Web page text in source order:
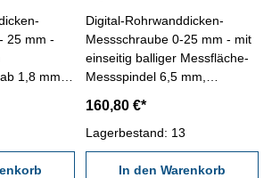
25 mm -
1,8 mm-
Ratsche-
/
mit
Digital-Rohrwanddicken-
Messschraube 0-25 mm - mit
einseitig balliger Messfläche-
Messspindel 6,5 mm,
0,001 mm / 0,00005''-
Genauigkeit 0,004 mm-
Digital-Anzeige mit ON/OFF-,
ABS/INC-, UNIT- und SET-
160,80 €*
Lagerbestand: 13
In den Warenkorb